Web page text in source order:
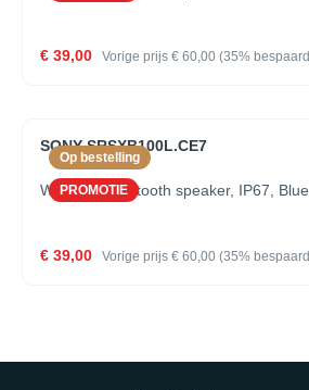
€ 39,00 Vorige prijs € 60,00 (35%
Op bestelling
PROMOTIE
SONY SRSXB100L.CE7
Wireless, bluetooth speaker, IP67, Blue
€ 39,00 Vorige prijs € 60,00 (35%